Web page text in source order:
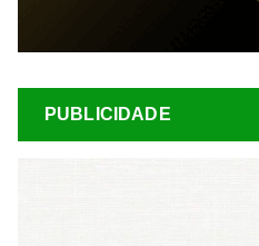
PUBLICIDADE